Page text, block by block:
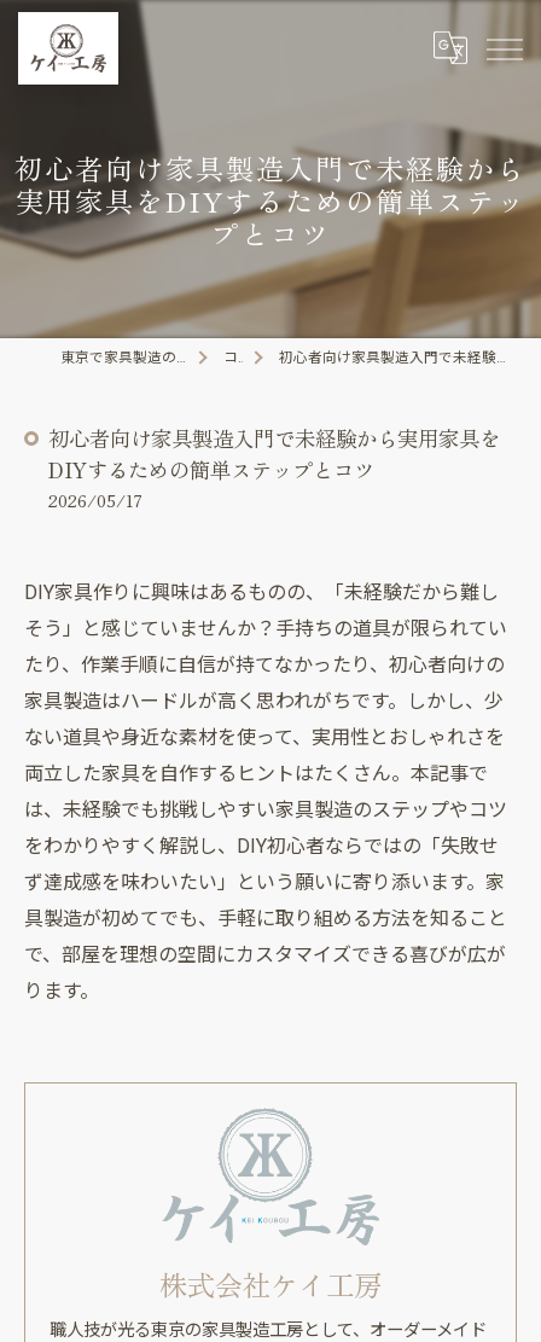
初心者向け家具製造入門で未経験から
実用家具をDIYするための簡単ステッ
プとコツ
東京で家具製造の求人なら株式会社ケイ工房 コラム 初心者向け家具製造入門で未経験から実用家具をDIYするための簡単ステップとコツ
初心者向け家具製造入門で未経験から実用家具を
DIYするための簡単ステップとコツ
2026/05/17
DIY家具作りに興味はあるものの、「未経験だから難し
そう」と感じていませんか？手持ちの道具が限られてい
たり、作業手順に自信が持てなかったり、初心者向けの
家具製造はハードルが高く思われがちです。しかし、少
ない道具や身近な素材を使って、実用性とおしゃれさを
両立した家具を自作するヒントはたくさん。本記事で
は、未経験でも挑戦しやすい家具製造のステップやコツ
をわかりやすく解説し、DIY初心者ならではの「失敗せ
ず達成感を味わいたい」という願いに寄り添います。家
具製造が初めてでも、手軽に取り組める方法を知ること
で、部屋を理想の空間にカスタマイズできる喜びが広が
ります。
株式会社ケイ工房
職人技が光る東京の家具製造工房として、オーダーメイド